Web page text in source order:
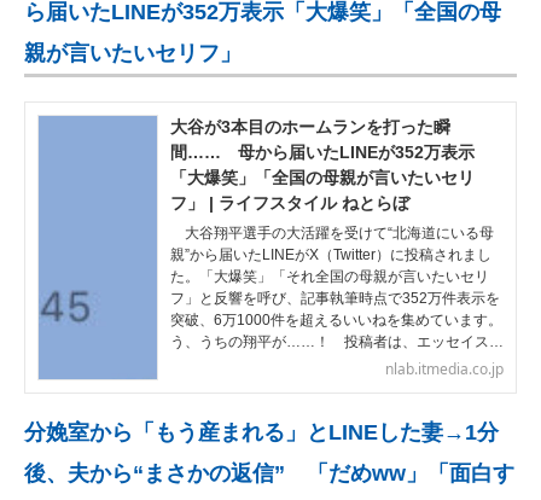
ら届いたLINEが352万表示「大爆笑」「全国の母
親が言いたいセリフ」
大谷が3本目のホームランを打った瞬
間…… 母から届いたLINEが352万表示
「大爆笑」「全国の母親が言いたいセリ
フ」 | ライフスタイル ねとらぼ
大谷翔平選手の大活躍を受けて“北海道にいる母
親”から届いたLINEがX（Twitter）に投稿されまし
た。「大爆笑」「それ全国の母親が言いたいセリ
フ」と反響を呼び、記事執筆時点で352万件表示を
突破、6万1000件を超えるいいねを集めています。
う、うちの翔平が……！ 投稿者は、エッセイス…
nlab.itmedia.co.jp
分娩室から「もう産まれる」とLINEした妻→1分
後、夫から“まさかの返信” 「だめww」「面白す